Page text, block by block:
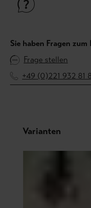
Sie haben Fragen zum
Frage stellen
+49 (0)221 932 81
Produktgalerie
Varianten